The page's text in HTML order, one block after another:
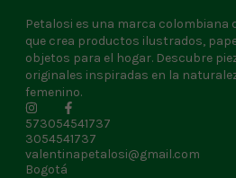
Petalosi es una marca colombiana
que crea productos ilustrados,
objetos para el hogar. Descubre
originales inspiradas en la
femenino.
573054541737
3054541737
valentinapetalosi@gmail.com
Bogotá